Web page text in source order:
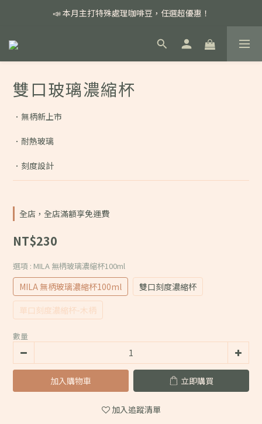
📣 本月主打特殊處理咖啡豆，任選超優惠！
📣 本月主打特殊處理咖啡豆，任選超優惠！
🏅我們堅持新鮮手選豆，用心看得見！
📣 📣 新加入會員即享百元購物金，消費滿額再享免運費！
📣 本月主打特殊處理咖啡豆，任選超優惠！
雙口玻璃濃縮杯
．無柄新上市
．耐熱玻璃
．刻度設計
全店，全店滿額享免運費
NT$230
選項 : MILA 無柄玻璃濃縮杯100ml
MILA 無柄玻璃濃縮杯100ml
雙口刻度濃縮杯
單口刻度濃縮杯-木柄
數量
加入購物車 立即購買
加入追蹤清單